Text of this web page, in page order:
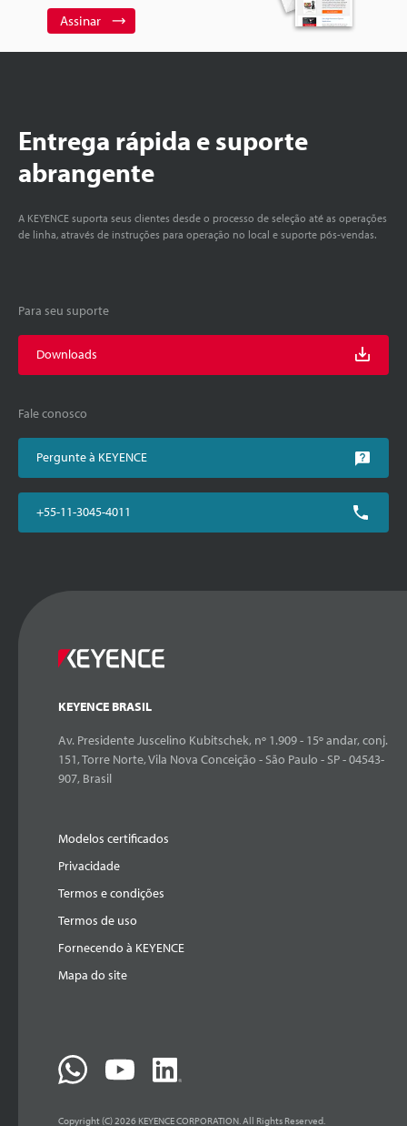
Assinar
Entrega rápida e suporte
abrangente
A KEYENCE suporta seus clientes desde o processo de seleção até as operações
de linha, através de instruções para operação no local e suporte pós-vendas.
Para seu suporte
Downloads
Fale conosco
Pergunte à KEYENCE
+55-11-3045-4011
KEYENCE BRASIL
Av. Presidente Juscelino Kubitschek, nº 1.909 - 15º andar, conj.
151, Torre Norte, Vila Nova Conceição - São Paulo - SP - 04543-
907, Brasil
Modelos certificados
Privacidade
Termos e condições
Termos de uso
Fornecendo à KEYENCE
Mapa do site
Copyright (C) 2026 KEYENCE CORPORATION. All Rights Reserved.